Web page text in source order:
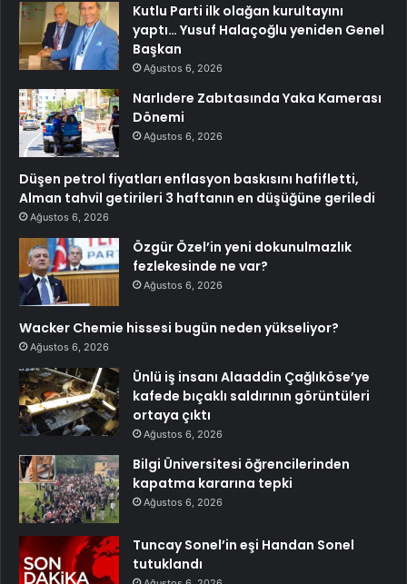
Kutlu Parti ilk olağan kurultayını
yaptı… Yusuf Halaçoğlu yeniden Genel
Başkan
Ağustos 6, 2026
Narlıdere Zabıtasında Yaka Kamerası
Dönemi
Ağustos 6, 2026
Düşen petrol fiyatları enflasyon baskısını hafifletti,
Alman tahvil getirileri 3 haftanın en düşüğüne geriledi
Ağustos 6, 2026
Özgür Özel’in yeni dokunulmazlık
fezlekesinde ne var?
Ağustos 6, 2026
Wacker Chemie hissesi bugün neden yükseliyor?
Ağustos 6, 2026
Ünlü iş insanı Alaaddin Çağlıköse’ye
kafede bıçaklı saldırının görüntüleri
ortaya çıktı
Ağustos 6, 2026
Bilgi Üniversitesi öğrencilerinden
kapatma kararına tepki
Ağustos 6, 2026
Tuncay Sonel’in eşi Handan Sonel
tutuklandı